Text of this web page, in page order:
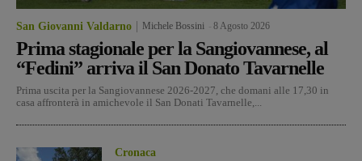
San Giovanni Valdarno Michele Bossini 8 Agosto 2026
Prima stagionale per la Sangiovannese, al
“Fedini” arriva il San Donato Tavarnelle
Prima uscita per la Sangiovannese 2026-2027, che domani alle 17,30 in
casa affronterà in amichevole il San Donati Tavarnelle,...
Cronaca